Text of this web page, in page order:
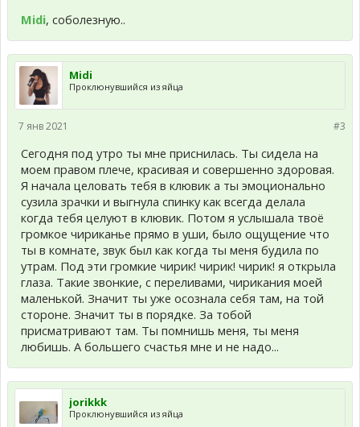
Midi, соболезную..
Midi
Проклюнувшийся из яйца
#3
7 янв 2021
Сегодня под утро ты мне приснилась. Ты сидела на
моем правом плече, красивая и совершенно здоровая.
Я начала целовать тебя в клювик а ты эмоционально
сузила зрачки и выгнула спинку как всегда делала
когда тебя целуют в клювик. Потом я услышала твоё
громкое чириканье прямо в уши, было ощущение что
ты в комнате, звук был как когда ты меня будила по
утрам. Под эти громкие чирик! чирик! чирик! я открыла
глаза. Такие звонкие, с переливами, чирикания моей
маленькой. Значит ты уже осознала себя там, на той
стороне. Значит ты в порядке. За тобой
присматривают там. Ты помнишь меня, ты меня
любишь. А большего счастья мне и не надо...
jorikkk
Проклюнувшийся из яйца